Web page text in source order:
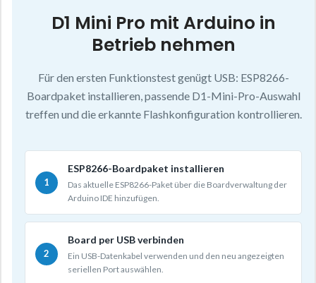
D1 Mini Pro mit Arduino in
Betrieb nehmen
Für den ersten Funktionstest genügt USB: ESP8266-
Boardpaket installieren, passende D1-Mini-Pro-Auswahl
treffen und die erkannte Flashkonfiguration kontrollieren.
ESP8266-Boardpaket installieren
Das aktuelle ESP8266-Paket über die Boardverwaltung der
Arduino IDE hinzufügen.
Board per USB verbinden
Ein USB-Datenkabel verwenden und den neu angezeigten
seriellen Port auswählen.